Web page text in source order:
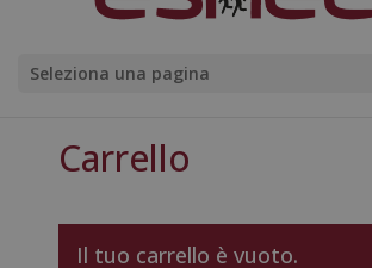
Seleziona una pagina
Carrello
Il tuo carrello è vuoto.